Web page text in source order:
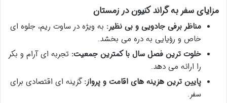
مزایای سفر به گراند کنیون در زمستان
مناظر برفی جادویی و بی نظیر: به ویژه در ساوت ریم، جلوه ای
خاص و رؤیایی به دره می بخشد.
خلوت ترین فصل سال با کمترین جمعیت: تجربه ای آرام و بکر
را ارائه می دهد.
پایین ترین هزینه های اقامت و پرواز:گزینه ای اقتصادی برای
سفر.